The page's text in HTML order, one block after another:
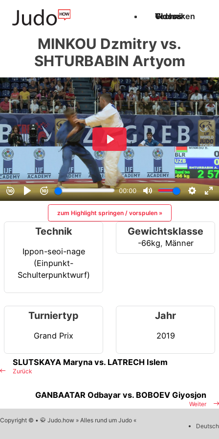
Techniken
Videos
Glossar
MINKOU Dzmitry vs.
SHTURBABIN Artyom
zum Highlight springen / vorspulen »
Technik
Ippon-seoi-nage
(Einpunkt-
Schulterpunktwurf)
Gewichtsklasse
-66kg, Männer
Turniertyp
Grand Prix
Jahr
2019
Zurück
SLUTSKAYA Maryna vs. LATRECH Islem
Weiter
GANBAATAR Odbayar vs. BOBOEV Giyosjon
Copyright © • 🥋 Judo.how » Alles rund um Judo «
Deutsch